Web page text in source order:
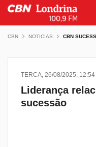
CBN NOTICIAS CBN
TERCA, 26/08/2025, 12:54
Liderança
sucessão